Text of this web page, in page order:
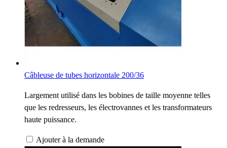
Câbleuse de tubes horizontale 200/36
Largement utilisé dans les bobines de taille moyenne telles
que les redresseurs, les électrovannes et les transformateurs
haute puissance.
Ajouter à la demande